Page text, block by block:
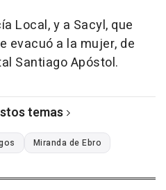
Local, y a Sacyl, que
evacuó a la mujer, de
Santiago Apóstol.
temas
Miranda de Ebro